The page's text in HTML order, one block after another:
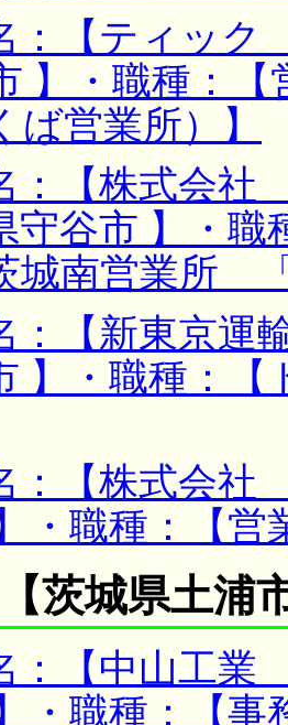
：【ティッ
】・職種：
ば営業所）】
：【株式会
守谷市 】・
南営業所
：【新東京運
】・職種：
：【株式会
・職種：【営
茨城県土浦
：【中山工業
・職種：【事